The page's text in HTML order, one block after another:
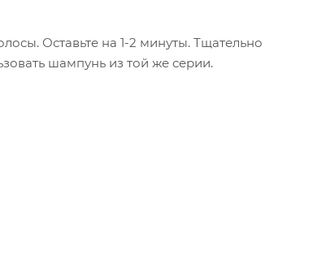
Оставьте на 1-2 минуты. Тщательно
шампунь из той же серии.